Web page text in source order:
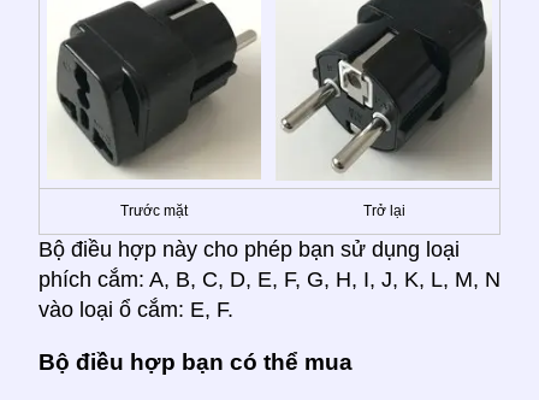
Trước mặt Trở lại
Bộ điều hợp này cho phép bạn sử dụng loại
phích cắm: A, B, C, D, E, F, G, H, I, J, K, L, M, N
vào loại ổ cắm: E, F.
Bộ điều hợp bạn có thể mua